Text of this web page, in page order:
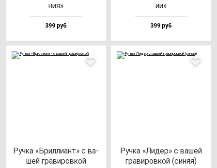
ния»
399 руб
ии»
399 руб
Руч­ка «Брил­ли­ант» с ва­
шей гра­ви­ров­кой
Руч­ка «Лидер» с ва­шей
гра­ви­ров­кой (си­няя)